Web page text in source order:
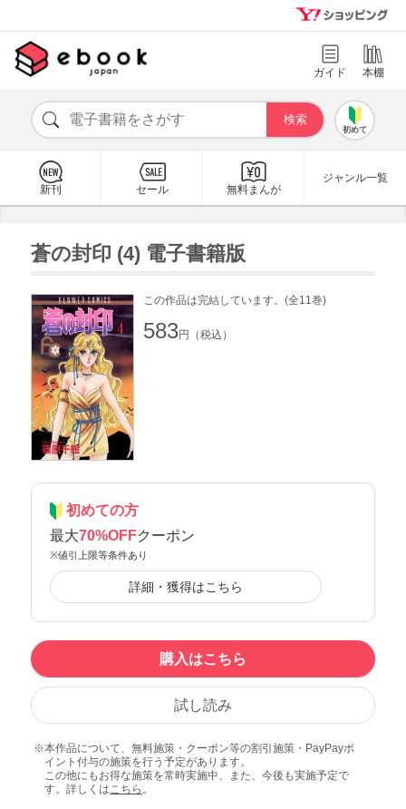
ガイド 本棚
初めて
新刊 セール 無料まんが
ジャンル一覧
蒼の封印 (4) 電子書籍版
この作品は完結しています。(全11巻)
583円（税込）
初めての方
最大70%OFFクーポン
※値引上限等条件あり
詳細・獲得はこちら
購入はこちら
試し読み
本作品について、無料施策・クーポン等の割引施策・PayPayポ
イント付与の施策を行う予定があります。
この他にもお得な施策を常時実施中、また、今後も実施予定で
す。詳しくはこちら 。